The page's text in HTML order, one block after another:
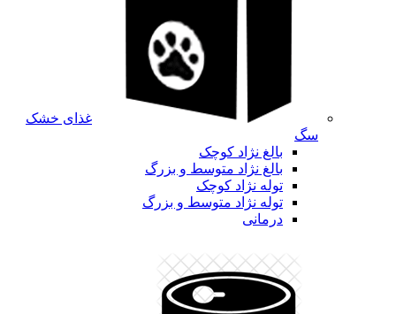
غذای خشک
سگ
بالغ نژاد کوچک
بالغ نژاد متوسط و بزرگ
توله نژاد کوچک
توله نژاد متوسط و بزرگ
درمانی